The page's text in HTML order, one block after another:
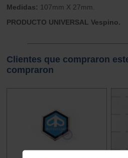
Medidas: 107mm X 27mm.
PRODUCTO UNIVERSAL Vespino.
Clientes que compraron
compraron